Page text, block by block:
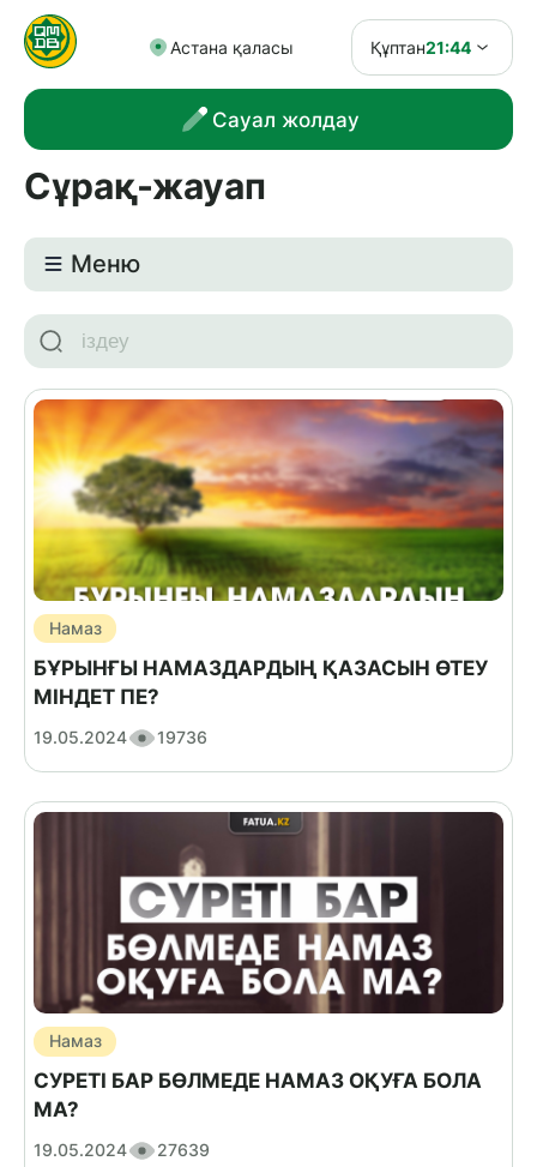
Астана қаласы Құптан21:44
Сауал жолдау
Сұрақ-жауап
Meню
Намаз
БҰРЫНҒЫ НАМАЗДАРДЫҢ ҚАЗАСЫН ӨТЕУ
МІНДЕТ ПЕ?
19.05.2024 19736
Намаз
СУРЕТІ БАР БӨЛМЕДЕ НАМАЗ ОҚУҒА БОЛА
МА?
19.05.2024 27639